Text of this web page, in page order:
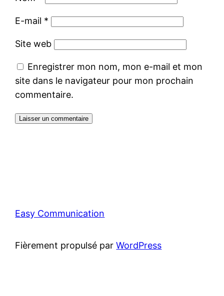
E-mail *
Site web
Enregistrer mon nom, mon e-mail et mon
site dans le navigateur pour mon prochain
commentaire.
Easy Communication
Fièrement propulsé parWordPress